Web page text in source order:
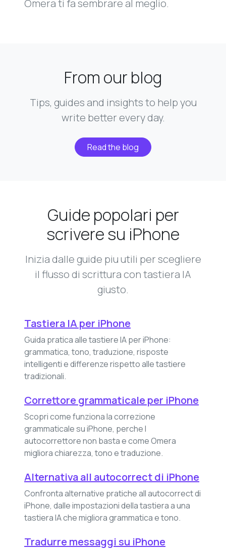
Omera ti fa sembrare al meglio.
From our blog
Tips, guides and insights to help you
write better every day.
Read the blog
Guide popolari per
scrivere su iPhone
Inizia dalle guide piu utili per scegliere
il flusso di scrittura con tastiera IA
giusto.
Tastiera IA per iPhone
Guida pratica alle tastiere IA per iPhone:
grammatica, tono, traduzione, risposte
intelligenti e differenze rispetto alle tastiere
tradizionali.
Correttore grammaticale per iPhone
Scopri come funziona la correzione
grammaticale su iPhone, perche l
autocorrettore non basta e come Omera
migliora chiarezza, tono e traduzione.
Alternativa all autocorrect di iPhone
Confronta alternative pratiche all autocorrect di
iPhone, dalle impostazioni della tastiera a una
tastiera IA che migliora grammatica e tono.
Tradurre messaggi su iPhone